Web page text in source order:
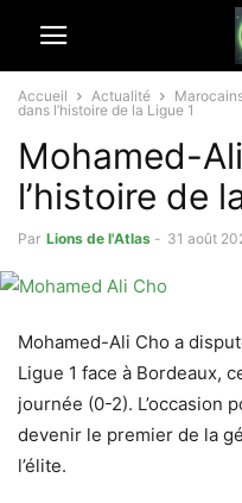
Accueil Actualité
dans l’histoire de la Ligue 1
Mohamed-
l’histoire de
Par Lions de l'Atlas - 31 août
Mohamed-Ali Cho a
Ligue 1 face à Bordeaux,
journée (0-2). L’occasion
devenir le premier de la
l’élite.